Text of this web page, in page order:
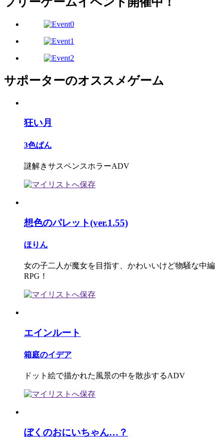
サポーターのオススメゲーム
狂い月
3色ぱん
謎解きサスペンスホラーADV
想色のパレット(ver.1.55)
ほりん
女の子二人が魔女を目指す、かわいいけど物騒な中編
RPG！
エインルート
箱庭のイデア
ドット絵で描かれた風景の中を散歩するADV
ぼくのおにいちゃん…？